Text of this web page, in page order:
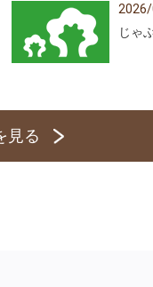
じゃ
見る